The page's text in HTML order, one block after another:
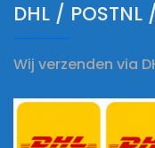
DHL / POSTNL
Wij verzenden via